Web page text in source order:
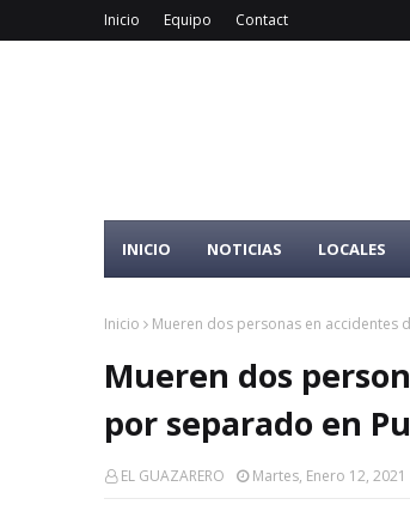
Inicio Equipo Contact
INICIO NOTICIAS LOCALES
Inicio Mueren dos personas en
Mueren dos
por separado en
EL GUAZARERO Martes, Enero 12, 2021